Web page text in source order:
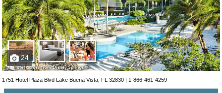
24
1751 Hotel Plaza Blvd Lake Buena Vista, FL 32830 | 1-866-461-4259